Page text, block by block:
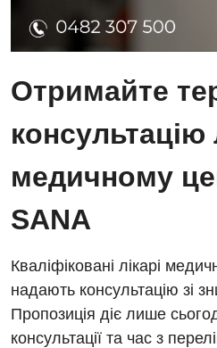
Отримайте
консультацію
медичному
SANA
Кваліфіковані лікарі
надають консультацію зі
Пропозиція діє лише
консультації та час з